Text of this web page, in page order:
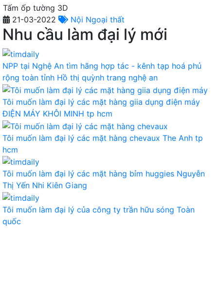
Tấm ốp tường 3D
21-03-2022
Nội Ngoại thất
Nhu cầu làm đại lý mới
NPP tại Nghệ An tìm hãng hợp tác - kênh tạp hoá phủ
rộng toàn tỉnh Hồ thị quỳnh trang nghệ an
Tôi muốn làm đại lý các mặt hàng giia dụng điện máy
ĐIỆN MÁY KHÔI MINH tp hcm
Tôi muốn làm đại lý các mặt hàng chevaux The Anh tp
hcm
Tôi muốn làm đại lý các mặt hàng bỉm huggies Nguyễn
Thị Yến Nhi Kiên Giang
Tôi muốn làm đại lý của công ty trần hữu sóng Toàn
quốc